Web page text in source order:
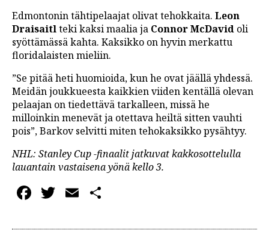
Edmontonin tähtipelaajat olivat tehokkaita. Leon
Draisaitlteki kaksi maalia ja Connor McDavid oli
syöttämässä kahta. Kaksikko on hyvin merkattu
floridalaisten mieliin.
”Se pitää heti huomioida, kun he ovat jäällä yhdessä.
Meidän joukkueesta kaikkien viiden kentällä olevan
pelaajan on tiedettävä tarkalleen, missä he
milloinkin menevät ja otettava heiltä sitten vauhti
pois”, Barkov selvitti miten tehokaksikko pysähtyy.
NHL: Stanley Cup -finaalit jatkuvat kakkosottelulla
lauantain vastaisena yönä kello 3.
Facebook
Twitter
Email